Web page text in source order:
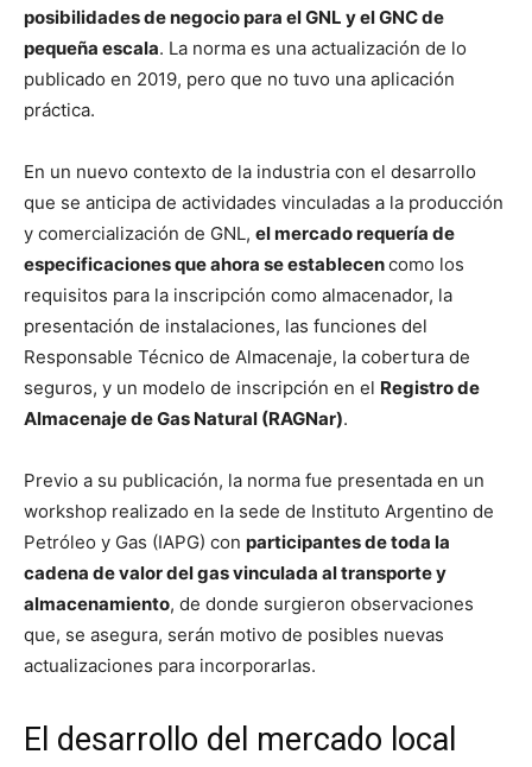
posibilidades de negocio para el GNL y el GNC de
pequeña escala. La norma es una actualización de lo
publicado en 2019, pero que no tuvo una aplicación
práctica.
En un nuevo contexto de la industria con el desarrollo
que se anticipa de actividades vinculadas a la producción
y comercialización de GNL, el mercado requería de
especificaciones que ahora se establecencomo los
requisitos para la inscripción como almacenador, la
presentación de instalaciones, las funciones del
Responsable Técnico de Almacenaje, la cobertura de
seguros, y un modelo de inscripción en el Registro de
Almacenaje de Gas Natural (RAGNar).
Previo a su publicación, la norma fue presentada en un
workshop realizado en la sede de Instituto Argentino de
Petróleo y Gas (IAPG) con participantes de toda la
cadena de valor del gas vinculada al transporte y
almacenamiento, de donde surgieron observaciones
que, se asegura, serán motivo de posibles nuevas
actualizaciones para incorporarlas.
El desarrollo del mercado local